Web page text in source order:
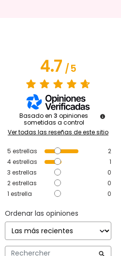
4.7/5
Basado en 3 opiniones
sometidas a control
Ver todas las reseñas de este sitio
5 estrellas
2
4estrellas
1
3 estrellas
0
2estrellas
0
1 estrella 0
Ordenar las opiniones